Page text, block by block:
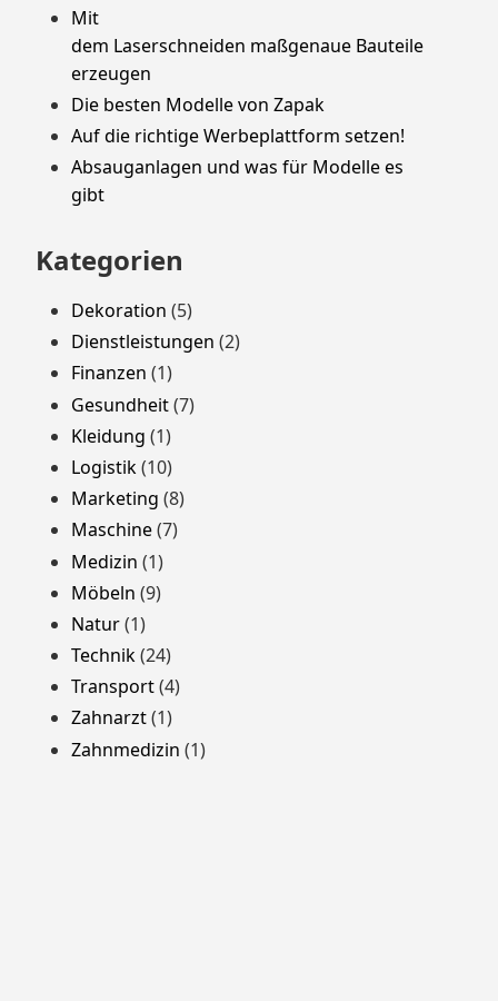
Mit
dem Laserschneiden maßgenaue Bauteile
erzeugen
Die besten Modelle von Zapak
Auf die richtige Werbeplattform setzen!
Absauganlagen und was für Modelle es
gibt
Kategorien
Dekoration (5)
Dienstleistungen (2)
Finanzen (1)
Gesundheit(7)
Kleidung (1)
Logistik(10)
Marketing (8)
Maschine(7)
Medizin (1)
Möbeln (9)
Natur(1)
Technik(24)
Transport(4)
Zahnarzt(1)
Zahnmedizin (1)